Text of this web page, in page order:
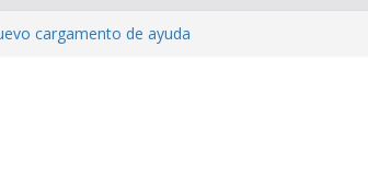
cargamento de ayuda
a Fidel